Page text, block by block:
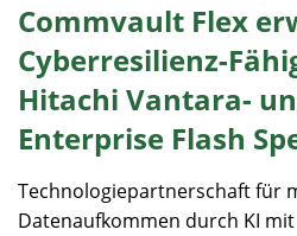
Commvault Flex
Cyberresilienz-
Hitachi Vantara-
Enterprise Flash
Technologiepartnerschaft für
Datenaufkommen durch KI